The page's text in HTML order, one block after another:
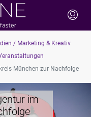
/ Marketing & Kreativ
München zur Nachfolge
im